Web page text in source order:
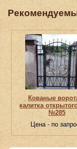
Кованые
калитка
№285
Цена - по